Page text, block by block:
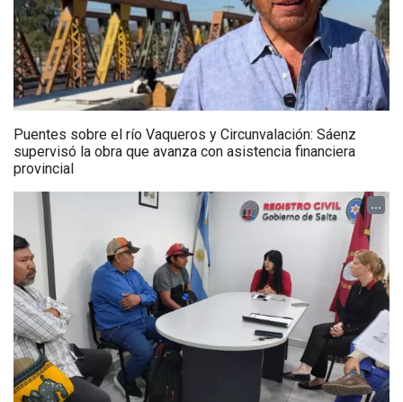
Puentes sobre el río Vaqueros y Circunvalación: Sáenz
supervisó la obra que avanza con asistencia financiera
provincial
...